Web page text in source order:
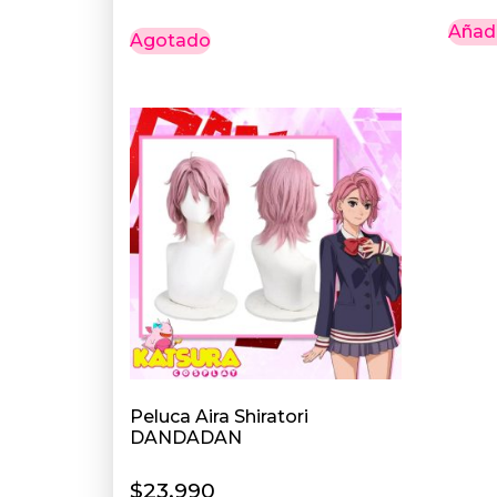
Agotado
Peluca Aira Shiratori
DANDADAN
$23.990